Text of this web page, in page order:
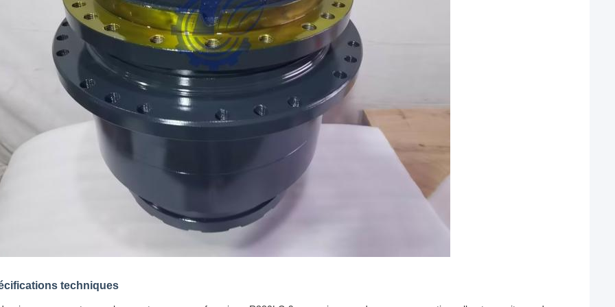
techniques